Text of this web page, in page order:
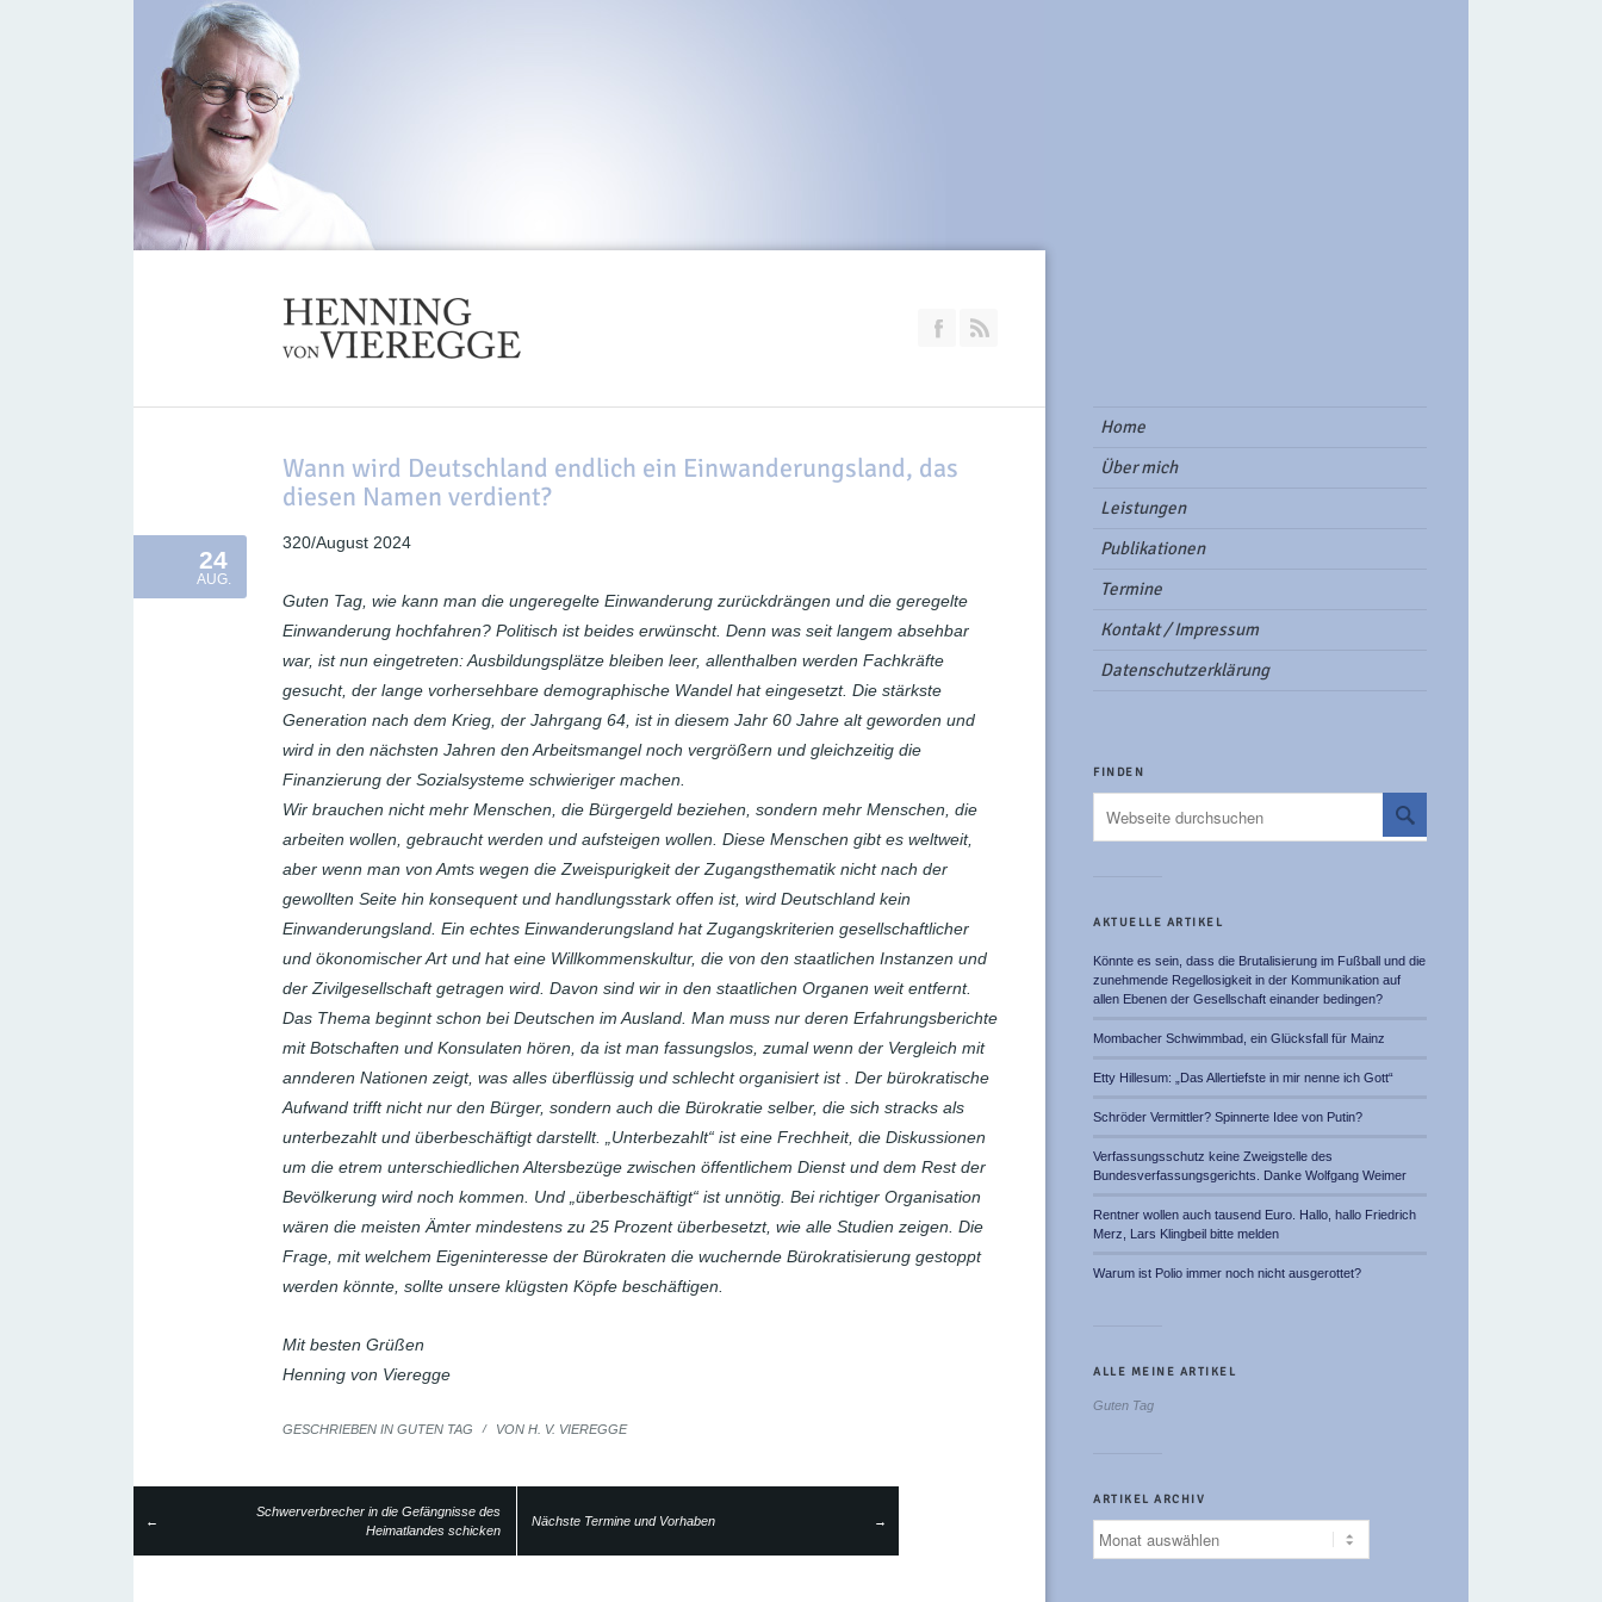
Join our Facebook Group
Wann wird Deutschland endlich ein Einwanderungsland, das
diesen Namen verdient?
24
AUG.
320/August 2024
Guten Tag, wie kann man die ungeregelte Einwanderung zurückdrängen und die geregelte
Einwanderung hochfahren? Politisch ist beides erwünscht. Denn was seit langem absehbar
war, ist nun eingetreten: Ausbildungsplätze bleiben leer, allenthalben werden Fachkräfte
gesucht, der lange vorhersehbare demographische Wandel hat eingesetzt. Die stärkste
Generation nach dem Krieg, der Jahrgang 64, ist in diesem Jahr 60 Jahre alt geworden und
wird in den nächsten Jahren den Arbeitsmangel noch vergrößern und gleichzeitig die
Finanzierung der Sozialsysteme schwieriger machen.
Wir brauchen nicht mehr Menschen, die Bürgergeld beziehen, sondern mehr Menschen, die
arbeiten wollen, gebraucht werden und aufsteigen wollen. Diese Menschen gibt es weltweit,
aber wenn man von Amts wegen die Zweispurigkeit der Zugangsthematik nicht nach der
gewollten Seite hin konsequent und handlungsstark offen ist, wird Deutschland kein
Einwanderungsland. Ein echtes Einwanderungsland hat Zugangskriterien gesellschaftlicher
und ökonomischer Art und hat eine Willkommenskultur, die von den staatlichen Instanzen und
der Zivilgesellschaft getragen wird. Davon sind wir in den staatlichen Organen weit entfernt.
Das Thema beginnt schon bei Deutschen im Ausland. Man muss nur deren Erfahrungsberichte
mit Botschaften und Konsulaten hören, da ist man fassungslos, zumal wenn der Vergleich mit
annderen Nationen zeigt, was alles überflüssig und schlecht organisiert ist . Der bürokratische
Aufwand trifft nicht nur den Bürger, sondern auch die Bürokratie selber, die sich stracks als
unterbezahlt und überbeschäftigt darstellt. „Unterbezahlt“ ist eine Frechheit, die Diskussionen
um die etrem unterschiedlichen Altersbezüge zwischen öffentlichem Dienst und dem Rest der
Bevölkerung wird noch kommen. Und „überbeschäftigt“ ist unnötig. Bei richtiger Organisation
wären die meisten Ämter mindestens zu 25 Prozent überbesetzt, wie alle Studien zeigen. Die
Frage, mit welchem Eigeninteresse der Bürokraten die wuchernde Bürokratisierung gestoppt
werden könnte, sollte unsere klügsten Köpfe beschäftigen.
Mit besten Grüßen
Henning von Vieregge
GESCHRIEBEN IN GUTEN TAG / VON H. V. VIEREGGE
←
Schwerverbrecher in die Gefängnisse des
Heimatlandes schicken
Nächste Termine und Vorhaben →
Home
Über mich
Leistungen
Publikationen
Termine
Kontakt / Impressum
Datenschutzerklärung
FINDEN
AKTUELLE ARTIKEL
Könnte es sein, dass die Brutalisierung im Fußball und die
zunehmende Regellosigkeit in der Kommunikation auf
allen Ebenen der Gesellschaft einander bedingen?
Mombacher Schwimmbad, ein Glücksfall für Mainz
Etty Hillesum: „Das Allertiefste in mir nenne ich Gott“
Schröder Vermittler? Spinnerte Idee von Putin?
Verfassungsschutz keine Zweigstelle des
Bundesverfassungsgerichts. Danke Wolfgang Weimer
Rentner wollen auch tausend Euro. Hallo, hallo Friedrich
Merz, Lars Klingbeil bitte melden
Warum ist Polio immer noch nicht ausgerottet?
ALLE MEINE ARTIKEL
Guten Tag
ARTIKEL ARCHIV
Artikel
Archiv